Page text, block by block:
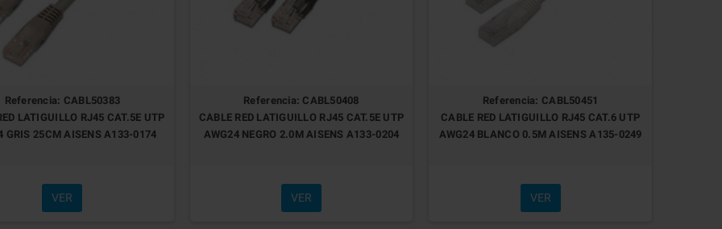
Referencia: CABL50383
LATIGUILLO RJ45 CAT.5E UTP
GRIS 25CM AISENS A133-0174
VER
Referencia: CABL50408
CABLE RED LATIGUILLO RJ45 CAT.5E UTP
AWG24 NEGRO 2.0M AISENS A133-0204
VER
Referencia: CABL50451
CABLE RED LATIGUILLO RJ45 CAT.6 UTP
AWG24 BLANCO 0.5M AISENS A135-0249
VER